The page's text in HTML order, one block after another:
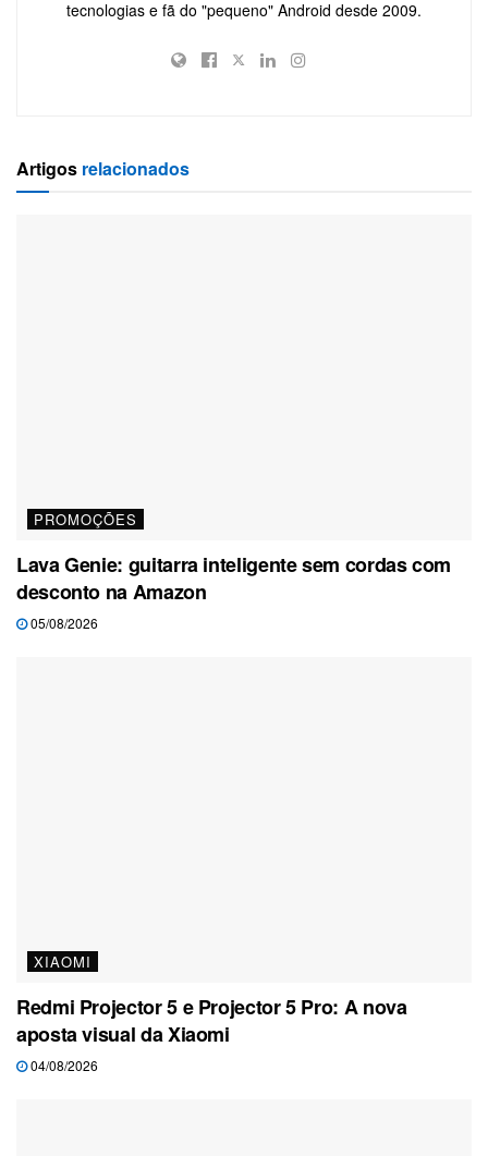
tecnologias e fã do "pequeno" Android desde 2009.
Artigos relacionados
PROMOÇÕES
Lava Genie: guitarra inteligente sem cordas com
desconto na Amazon
05/08/2026
XIAOMI
Redmi Projector 5 e Projector 5 Pro: A nova
aposta visual da Xiaomi
04/08/2026